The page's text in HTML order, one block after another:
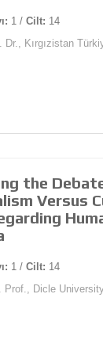
1 / Cilt: 14
Dr., Kırgızistan
the
Versus
1 / Cilt: 14
Prof., Dicle